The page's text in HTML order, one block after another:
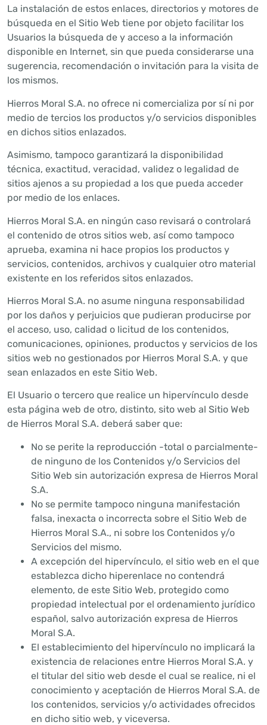
La instalación de estos enlaces, directorios y motores de
búsqueda en el Sitio Web tiene por objeto facilitar los
Usuarios la búsqueda de y acceso a la información
disponible en Internet, sin que pueda considerarse una
sugerencia, recomendación o invitación para la visita de
los mismos.
Hierros Moral S.A. no ofrece ni comercializa por sí ni por
medio de tercios los productos y/o servicios disponibles
en dichos sitios enlazados.
Asimismo, tampoco garantizará la disponibilidad
técnica, exactitud, veracidad, validez o legalidad de
sitios ajenos a su propiedad a los que pueda acceder
por medio de los enlaces.
Hierros Moral S.A. en ningún caso revisará o controlará
el contenido de otros sitios web, así como tampoco
aprueba, examina ni hace propios los productos y
servicios, contenidos, archivos y cualquier otro material
existente en los referidos sitos enlazados.
Hierros Moral S.A. no asume ninguna responsabilidad
por los daños y perjuicios que pudieran producirse por
el acceso, uso, calidad o licitud de los contenidos,
comunicaciones, opiniones, productos y servicios de los
sitios web no gestionados por Hierros Moral S.A. y que
sean enlazados en este Sitio Web.
El Usuario o tercero que realice un hipervínculo desde
esta página web de otro, distinto, sito web al Sitio Web
de Hierros Moral S.A. deberá saber que:
No se perite la reproducción -total o parcialmente-
de ninguno de los Contenidos y/o Servicios del
Sitio Web sin autorización expresa de Hierros Moral
S.A.
No se permite tampoco ninguna manifestación
falsa, inexacta o incorrecta sobre el Sitio Web de
Hierros Moral S.A., ni sobre los Contenidos y/o
Servicios del mismo.
A excepción del hipervínculo, el sitio web en el que
establezca dicho hiperenlace no contendrá
elemento, de este Sitio Web, protegido como
propiedad intelectual por el ordenamiento jurídico
español, salvo autorización expresa de Hierros
Moral S.A.
El establecimiento del hipervínculo no implicará la
existencia de relaciones entre Hierros Moral S.A. y
el titular del sitio web desde el cual se realice, ni el
conocimiento y aceptación de Hierros Moral S.A. de
los contenidos, servicios y/o actividades ofrecidos
en dicho sitio web, y viceversa.